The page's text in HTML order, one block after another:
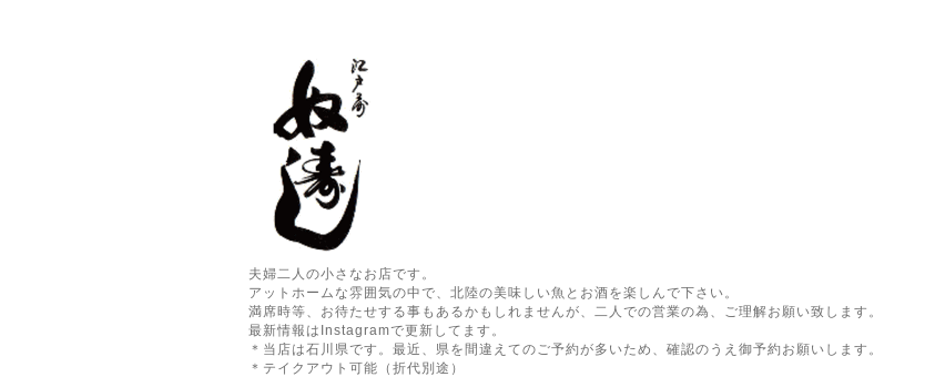
夫婦二人の小さなお店です。
アットホームな雰囲気の中で、北陸の美味しい魚とお酒を楽しんで下さい。
満席時等、お待たせする事もあるかもしれませんが、二人での営業の為、ご理解お願い致します。
最新情報はInstagramで更新してます。
＊当店は石川県です。最近、県を間違えてのご予約が多いため、確認のうえ御予約お願いします。
＊テイクアウト可能（折代別途）